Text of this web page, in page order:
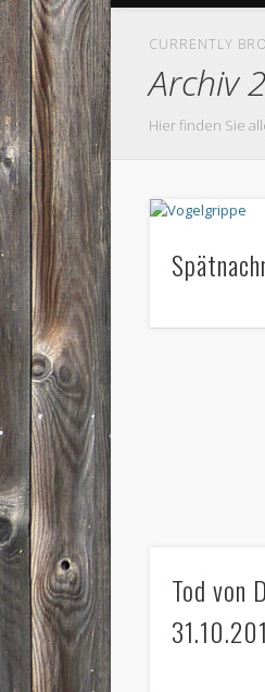
CURRENTLY
Archiv
Hier finden Sie
Tod von